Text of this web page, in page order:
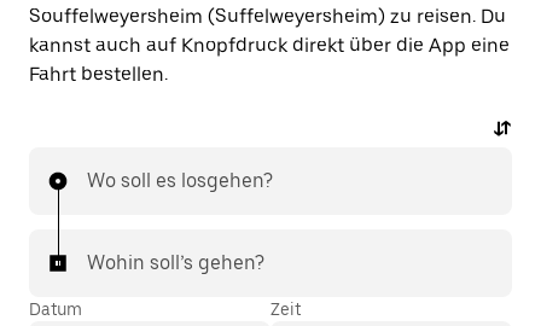
Souffelweyersheim (Suffelweyersheim) zu reisen. Du
kannst auch auf Knopfdruck direkt über die App eine
Fahrt bestellen.
Wo soll es losgehen?
Wohin soll’s gehen?
Datum Zeit